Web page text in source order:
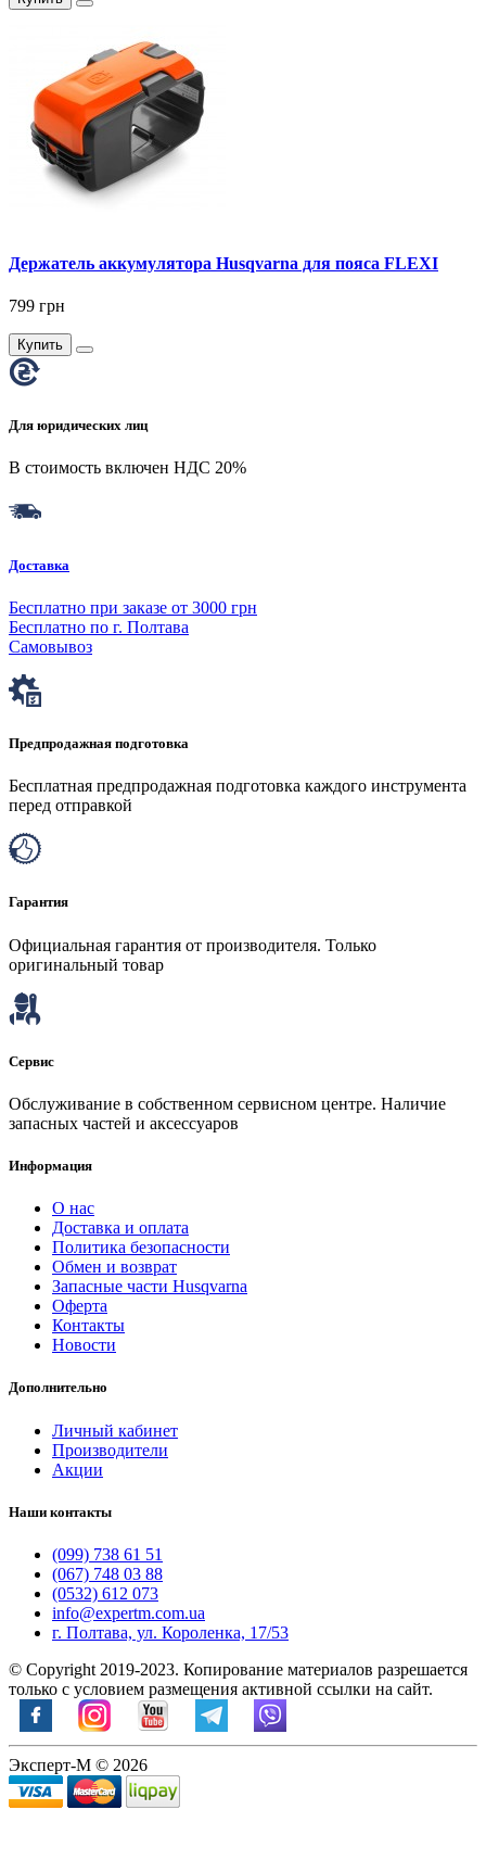
Держатель аккумулятора Husqvarna для пояса FLEXI
799 грн
Купить
Для юридических лиц
В стоимость включен НДС 20%
Доставка
Бесплатно при заказе от 3000 грн
Бесплатно по г. Полтава
Самовывоз
Предпродажная подготовка
Бесплатная предпродажная подготовка каждого инструмента
перед отправкой
Гарантия
Официальная гарантия от производителя. Только
оригинальный товар
Сервис
Обслуживание в собственном сервисном центре. Наличие
запасных частей и аксессуаров
Информация
О нас
Доставка и оплата
Политика безопасности
Обмен и возврат
Запасные части Husqvarna
Оферта
Контакты
Новости
Дополнительно
Личный кабинет
Производители
Акции
Наши контакты
(099) 738 61 51
(067) 748 03 88
(0532) 612 073
info@expertm.com.ua
г. Полтава, ул. Короленка, 17/53
© Copyright 2019-2023. Копирование материалов разрешается
только с условием размещения активной ссылки на сайт.
Эксперт-М © 2026